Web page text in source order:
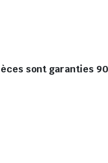
sont garanties